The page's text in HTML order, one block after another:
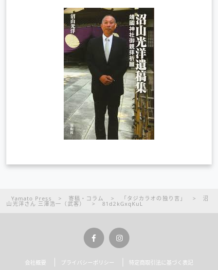
Yamato Press > 寄稿・コラム > 「タジカラオの独り言」 > 沼
山光洋さん 三澤浩一（武客） > 81d2kGxqKuL
会社概要 プライバシーポリシー 特定商取引法に基づく表記